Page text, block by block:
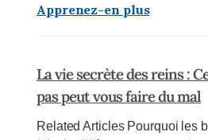
Apprenez-en plus
La vie secrète des reins :
pas peut vous faire du mal
Related Articles Pourquoi les